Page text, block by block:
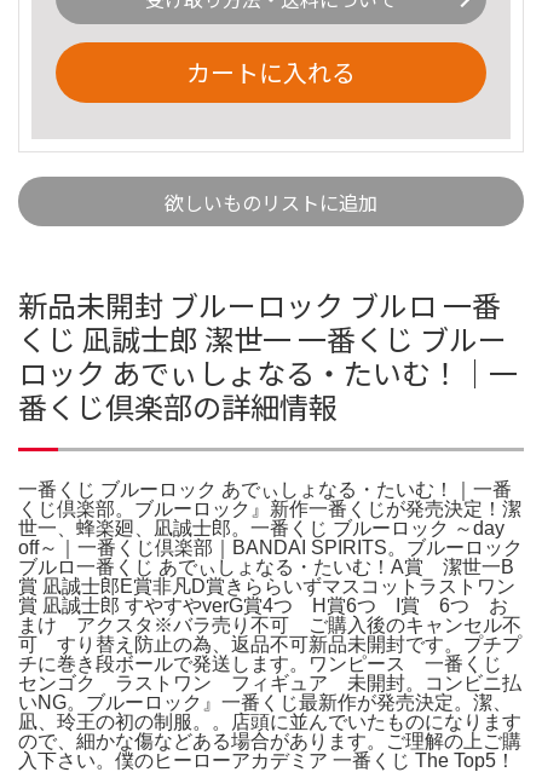
カートに入れる
欲しいものリストに追加
新品未開封 ブルーロック ブルロ 一番
くじ 凪誠士郎 潔世一 一番くじ ブルー
ロック あでぃしょなる・たいむ！｜一
番くじ倶楽部の詳細情報
一番くじ ブルーロック あでぃしょなる・たいむ！｜一番
くじ倶楽部。ブルーロック』新作一番くじが発売決定！潔
世一、蜂楽廻、凪誠士郎。一番くじ ブルーロック ～day
off～｜一番くじ倶楽部｜BANDAI SPIRITS。ブルーロック
ブルロ一番くじ あでぃしょなる・たいむ！A賞 潔世一B
賞 凪誠士郎E賞非凡D賞きららいずマスコットラストワン
賞 凪誠士郎 すやすやverG賞4つ H賞6つ I賞 6つ お
まけ アクスタ※バラ売り不可 ご購入後のキャンセル不
可 すり替え防止の為、返品不可新品未開封です。プチプ
チに巻き段ボールで発送します。ワンピース 一番くじ
センゴク ラストワン フィギュア 未開封。コンビニ払
いNG。ブルーロック』一番くじ最新作が発売決定。潔、
凪、玲王の初の制服。。店頭に並んでいたものになります
ので、細かな傷などある場合があります。ご理解の上ご購
入下さい。僕のヒーローアカデミア 一番くじ The Top5！